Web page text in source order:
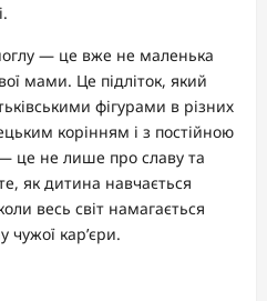
— це вже не маленька
мами. Це підліток, який
фігурами в різних
корінням і з постійною
— це не лише про славу та
як дитина навчається
весь світ намагається
чужої кар’єри.